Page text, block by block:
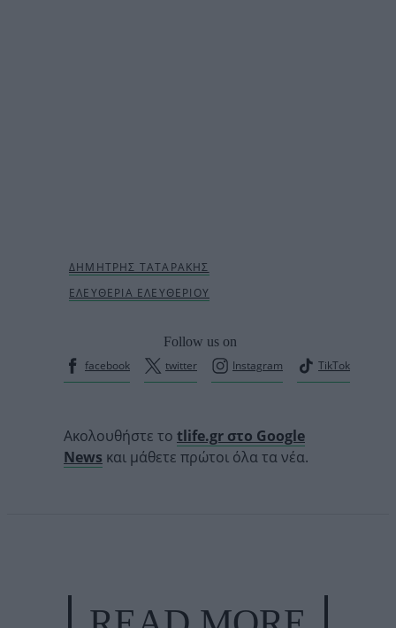
Follow us on
facebook
twitter Instagram TikTok
Ακολουθήστε το tlife.gr στο Google
News και μάθετε πρώτοι όλα τα νέα.